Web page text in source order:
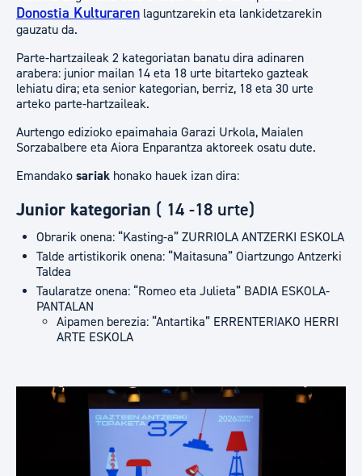
Donostia Kulturaren laguntzarekin eta lankidetzarekin
gauzatu da.
Parte-hartzaileak 2 kategoriatan banatu dira adinaren
arabera: junior mailan 14 eta 18 urte bitarteko gazteak
lehiatu dira; eta senior kategorian, berriz, 18 eta 30 urte
arteko parte-hartzaileak.
Aurtengo edizioko epaimahaia Garazi Urkola, Maialen
Sorzabalbere eta Aiora Enparantza aktoreek osatu dute.
Emandako sariak honako hauek izan dira:
Junior kategorian ( 14 -18 urte)
Obrarik onena: “Kasting-a” ZURRIOLA ANTZERKI ESKOLA
Talde artistikorik onena: “Maitasuna” Oiartzungo Antzerki
Taldea
Taularatze onena: “Romeo eta Julieta” BADIA ESKOLA-
PANTALAN
Aipamen berezia: “Antartika” ERRENTERIAKO HERRI
ARTE ESKOLA